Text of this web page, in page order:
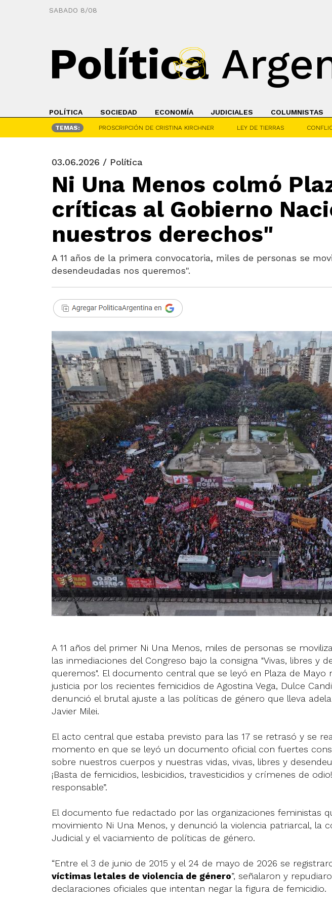
SABADO 8/08
Política
POLÍTICA SOCIEDAD ECONOMÍA JUDICIALES COLUMNISTAS
TEMAS: PROSCRIPCIÓN DE CRISTINA KIRCHNER LEY DE TIERRAS
03.06.2026 / Política
Ni Una Menos colmó
críticas al Gobierno
nuestros derechos"
A 11 años de la primera convocatoria, miles de personas se
desendeudadas nos queremos".
A 11 años del primer Ni Una Menos, miles de personas se
las inmediaciones del Congreso bajo la consigna "Vivas, libres y
queremos". El documento central que se leyó en Plaza de Mayo
justicia por los recientes femicidios de Agostina Vega, Dulce
denunció el brutal ajuste a las políticas de género que lleva
Javier Milei.
El acto central que estaba previsto para las 17 se retrasó y se
momento en que se leyó un documento oficial con fuertes
sobre nuestros cuerpos y nuestras vidas, vivas, libres y
¡Basta de femicidios, lesbicidios, travesticidios y crímenes de
responsable”.
El documento fue redactado por las organizaciones feministas
movimiento Ni Una Menos, y denunció la violencia patriarcal, la
Judicial y el vaciamiento de políticas de género.
“Entre el 3 de junio de 2015 y el 24 de mayo de 2026 se
víctimas letales de violencia de género”, señalaron y
declaraciones oficiales que intentan negar la figura de femicidio.